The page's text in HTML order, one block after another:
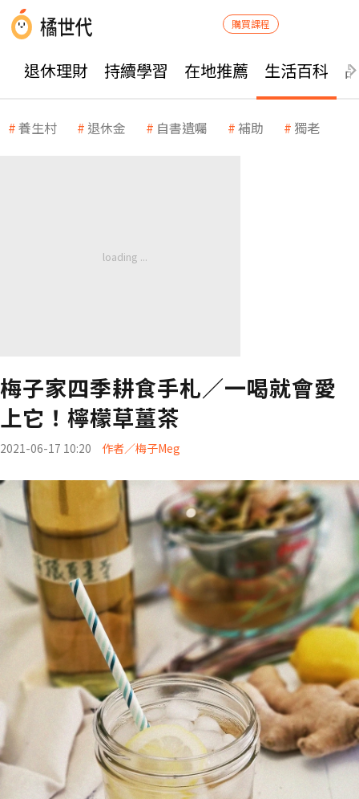
購買課程
退休理財 持續學習 在地推薦 生活百科
養生村 退休金 自書遺囑 補助 獨老
梅子家四季耕食手札／一喝就會愛
上它！檸檬草薑茶
2021-06-17 10:20 作者／梅子Meg